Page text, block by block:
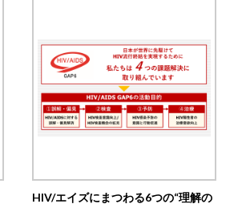
HIV/エイズにまつわる6つの“理解の